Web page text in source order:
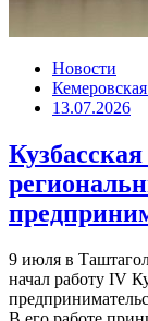
Новости
13.07.2026
9 июля в
начал работу IV